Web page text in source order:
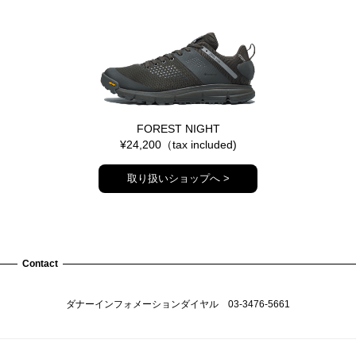
FOREST NIGHT
¥24,200（tax included)
取り扱いショップへ >
Contact
ダナーインフォメーションダイヤル 03-3476-5661